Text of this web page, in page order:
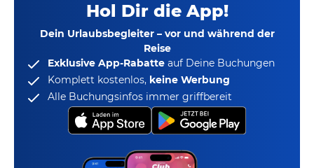
Hol Dir die App!
Dein Urlaubsbegleiter – vor und während der
Reise
Exklusive App-Rabatte auf Deine Buchungen
Komplett kostenlos, keine Werbung
Alle Buchungsinfos immer griffbereit